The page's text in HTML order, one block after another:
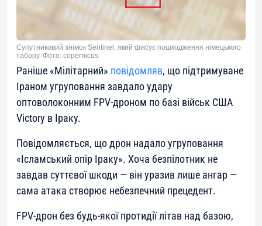
Супутниковий знімок Sentinel, який фіксує пошкодження німецького
табору. Фото: copernicus
Раніше «Мілітарний» повідомляв, що підтримуване
Іраном угруповання завдало удару
оптоволоконним FPV-дроном по базі військ США
Victory в Іраку.
Повідомляється, що дрон надало угруповання
«Ісламський опір Іраку». Хоча безпілотник не
завдав суттєвої шкоди — він уразив лише ангар —
сама атака створює небезпечний прецедент.
FPV-дрон без будь-якої протидії літав над базою,